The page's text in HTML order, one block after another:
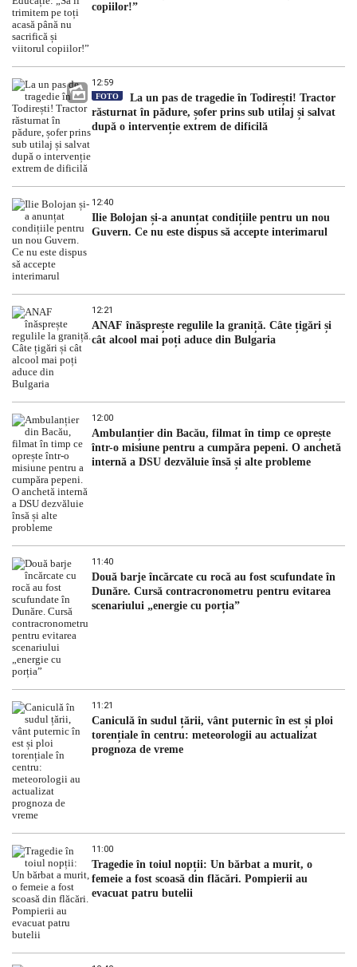
copiilor!”
12:59
FOTO
La un pas de tragedie în Todirești! Tractor
răsturnat în pădure, șofer prins sub utilaj și salvat
după o intervenție extrem de dificilă
12:40
Ilie Bolojan și-a anunțat condițiile pentru un nou
Guvern. Ce nu este dispus să accepte interimarul
12:21
ANAF înăsprește regulile la graniță. Câte țigări și
cât alcool mai poți aduce din Bulgaria
12:00
Ambulanțier din Bacău, filmat în timp ce oprește
într-o misiune pentru a cumpăra pepeni. O anchetă
internă a DSU dezvăluie însă și alte probleme
11:40
Două barje încărcate cu rocă au fost scufundate în
Dunăre. Cursă contracronometru pentru evitarea
scenariului „energie cu porția”
11:21
Caniculă în sudul țării, vânt puternic în est și ploi
torențiale în centru: meteorologii au actualizat
prognoza de vreme
11:00
Tragedie în toiul nopții: Un bărbat a murit, o
femeie a fost scoasă din flăcări. Pompierii au
evacuat patru butelii